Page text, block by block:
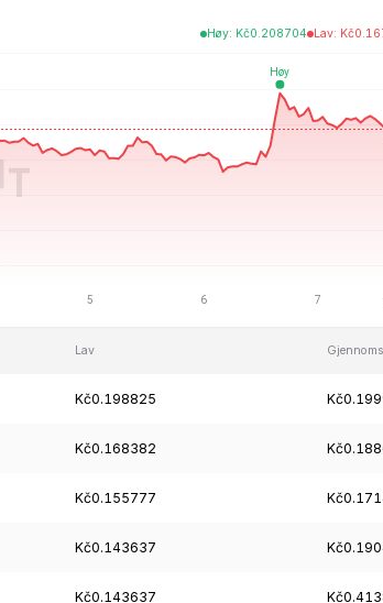
Høy: Kč0.208704 Lav: Kč
Lav
Kč0.198825
Kč0.168382
Kč0.155777
Kč0.143637
Kč0.143637